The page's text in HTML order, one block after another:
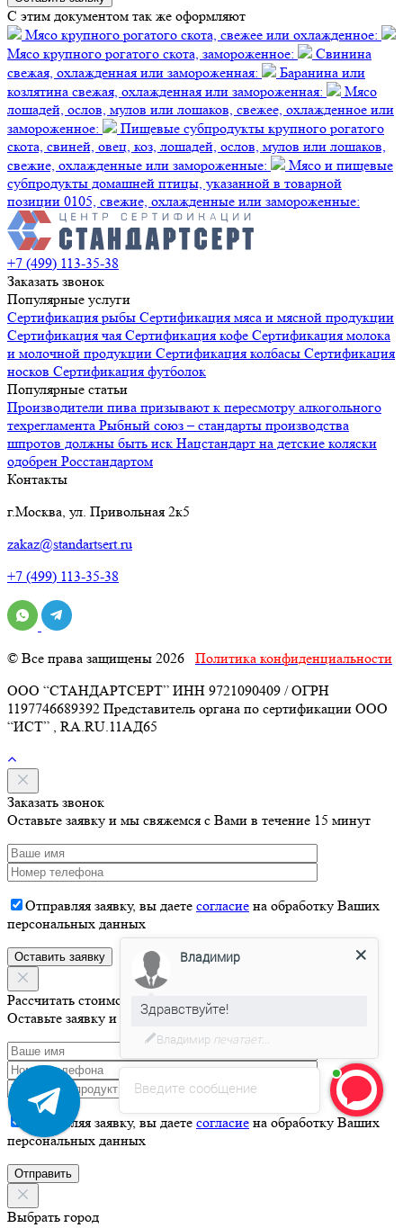
C этим документом так же оформляют
Мясо крупного рогатого скота, свежее или охлажденное:
Мясо крупного рогатого скота, замороженное:
Свинина
свежая, охлажденная или замороженная:
Баранина или
козлятина свежая, охлажденная или замороженная:
Мясо
лошадей, ослов, мулов или лошаков, свежее, охлажденное или
замороженное:
Пищевые субпродукты крупного рогатого
скота, свиней, овец, коз, лошадей, ослов, мулов или лошаков,
свежие, охлажденные или замороженные:
Мясо и пищевые
субпродукты домашней птицы, указанной в товарной
позиции 0105, свежие, охлажденные или замороженные:
+7 (499) 113-35-38
Заказать звонок
Популярные услуги
Сертификация рыбы Сертификация мяса и мясной продукции
Сертификация чая Сертификация кофе Сертификация молока
и молочной продукции Сертификация колбасы Сертификация
носков Сертификация футболок
Популярные статьи
Производители пива призывают к пересмотру алкогольного
техрегламента Рыбный союз – стандарты производства
шпротов должны быть иск Нацстандарт на детские коляски
одобрен Росстандартом
Контакты
г.Москва, ул. Привольная 2к5
zakaz@standartsert.ru
+7 (499) 113-35-38
© Все права защищены 2026 Политика конфиденциальности
ООО “СТАНДАРТСЕРТ” ИНН 9721090409 / ОГРН
1197746689392 Представитель органа по сертификации ООО
“ИСТ” , RA.RU.11АД65
Заказать звонок
Оставьте заявку и мы свяжемся с Вами в течение 15 минут
Отправляя заявку, вы даете согласие на обработку Ваших
персональных данных
Рассчитать стоимость
Оставьте заявку и мы свяжемся с Вами в течение 15 минут
Отправляя заявку, вы даете согласие на обработку Ваших
персональных данных
Выбрать город
Введите сообщение
Владимир
Здравствуйте!